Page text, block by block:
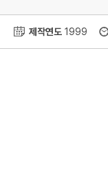
제작연도 1999